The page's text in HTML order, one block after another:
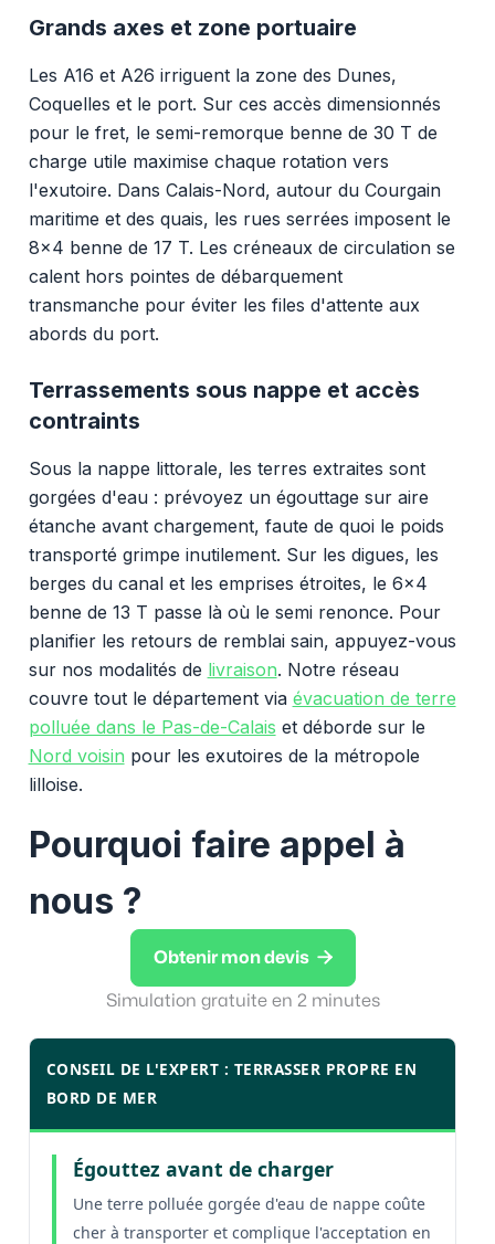
Grands axes et zone portuaire
Les A16 et A26 irriguent la zone des Dunes,
Coquelles et le port. Sur ces accès dimensionnés
pour le fret, le semi-remorque benne de 30 T de
charge utile maximise chaque rotation vers
l'exutoire. Dans Calais-Nord, autour du Courgain
maritime et des quais, les rues serrées imposent le
8x4 benne de 17 T. Les créneaux de circulation se
calent hors pointes de débarquement
transmanche pour éviter les files d'attente aux
abords du port.
Terrassements sous nappe et accès
contraints
Sous la nappe littorale, les terres extraites sont
gorgées d'eau : prévoyez un égouttage sur aire
étanche avant chargement, faute de quoi le poids
transporté grimpe inutilement. Sur les digues, les
berges du canal et les emprises étroites, le 6x4
benne de 13 T passe là où le semi renonce. Pour
planifier les retours de remblai sain, appuyez-vous
sur nos modalités de livraison. Notre réseau
couvre tout le département via évacuation de terre
polluée dans le Pas-de-Calais et déborde sur le
Nord voisin pour les exutoires de la métropole
lilloise.
Pourquoi faire appel à
nous ?
Obtenir mon devis 
Simulation gratuite en 2 minutes
CONSEIL DE L'EXPERT : TERRASSER PROPRE EN
BORD DE MER
Égouttez avant de charger
Une terre polluée gorgée d'eau de nappe coûte
cher à transporter et complique l'acceptation en